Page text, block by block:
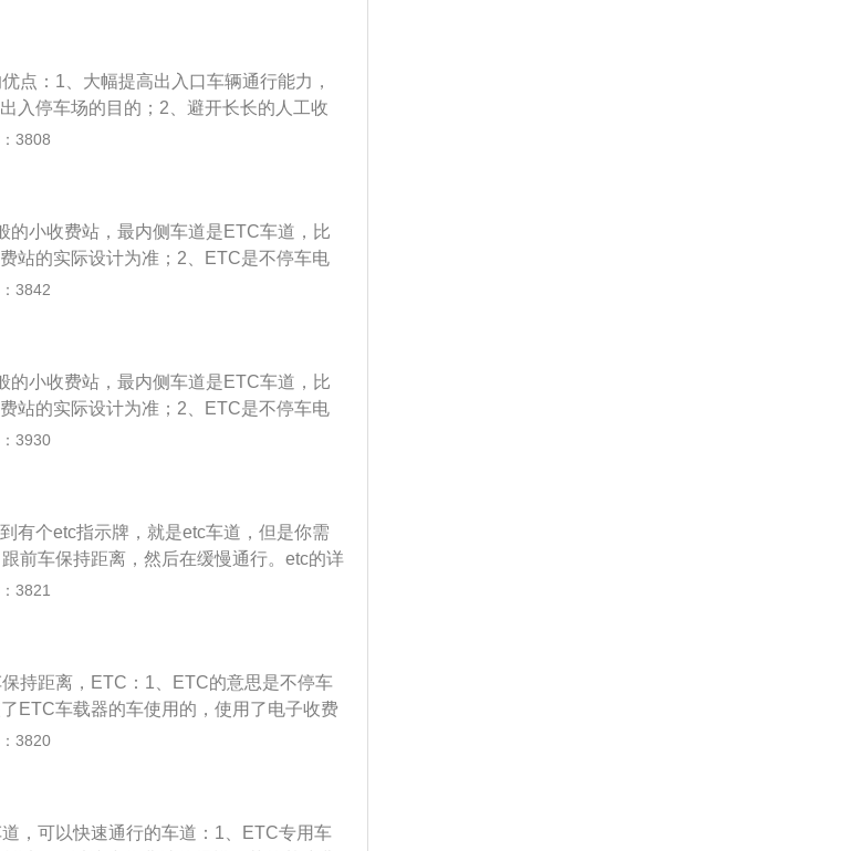
屏幕上会显示签失效、请插卡字样，说
璃表面光滑、洁净、干爽状态，然后撕开
用手按压2-3分钟，赶走气泡。将ETC卡
芯片部位要插入OBU设备中。安装ETC的
恼；绿色，环保：绿色低碳，车辆通行收
用户还能享受通行费9.5折的优惠；提高效
以上，让传统ETC更新、更快、更高科
备优势。
点：1、大幅提高出入口车辆通行能力，
入停车场的目的；2、避开长长的人工收
畅的ETC专用车道，1条ETC车道通行服
3808
的小收费站，最内侧车道是ETC车道，比
站的实际设计为准；2、ETC是不停车电
了ETC车载器的车辆使用的，采用电子收
费站ETC车道上的微波天线之间的微波专
目的。
3842
的小收费站，最内侧车道是ETC车道，比
站的实际设计为准；2、ETC是不停车电
了ETC车载器的车辆使用的，采用电子收
费站ETC车道上的微波天线之间的微波专
行进行后台结算处理，从而达到车辆通过
目的。
3930
有个etc指示牌，就是etc车道，但是你需
前车保持距离，然后在缓慢通行。etc的详
风玻璃上的车载电子标签与在收费站etc道
路桥收费站不用停车就可以交纳路桥费，
使用率难过半；3、etc也叫不停车电子
载器的车使用的，使用了电子收费的方
3821
持距离，ETC：1、ETC的意思是不停车
ETC车载器的车使用的，使用了电子收费
璃上的车载电子标签与在收费站ETC道
收费站不用停车就可以交纳路桥费，但
ETC使用率难过半。
3820
，可以快速通行的车道：1、ETC专用车